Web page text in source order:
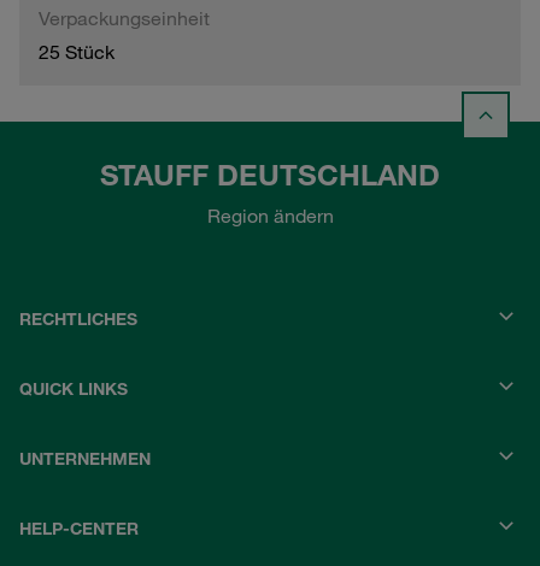
Verpackungseinheit
25 Stück
STAUFF DEUTSCHLAND
Region ändern
RECHTLICHES
QUICK LINKS
UNTERNEHMEN
HELP-CENTER